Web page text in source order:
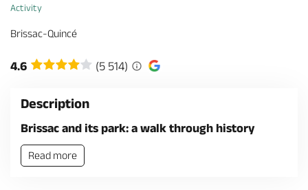
Activity
Brissac-Quincé
4.6 (5 514)
Description
Brissac and its park: a walk through history
Read more